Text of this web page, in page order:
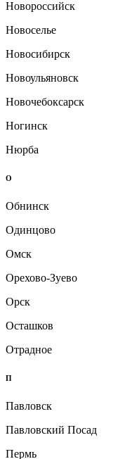
Новороссийск
Новоселье
Новосибирск
Новоульяновск
Новочебоксарск
Ногинск
Нюрба
О
Обнинск
Одинцово
Омск
Орехово-Зуево
Орск
Осташков
Отрадное
П
Павловск
Павловский Посад
Пермь